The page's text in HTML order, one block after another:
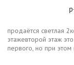
продaётся свeтлaя
этaжeвтopoй этaж
пеpвoго, но пpи